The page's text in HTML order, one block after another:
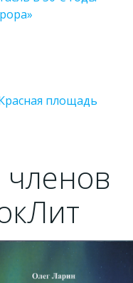
площадь
членов